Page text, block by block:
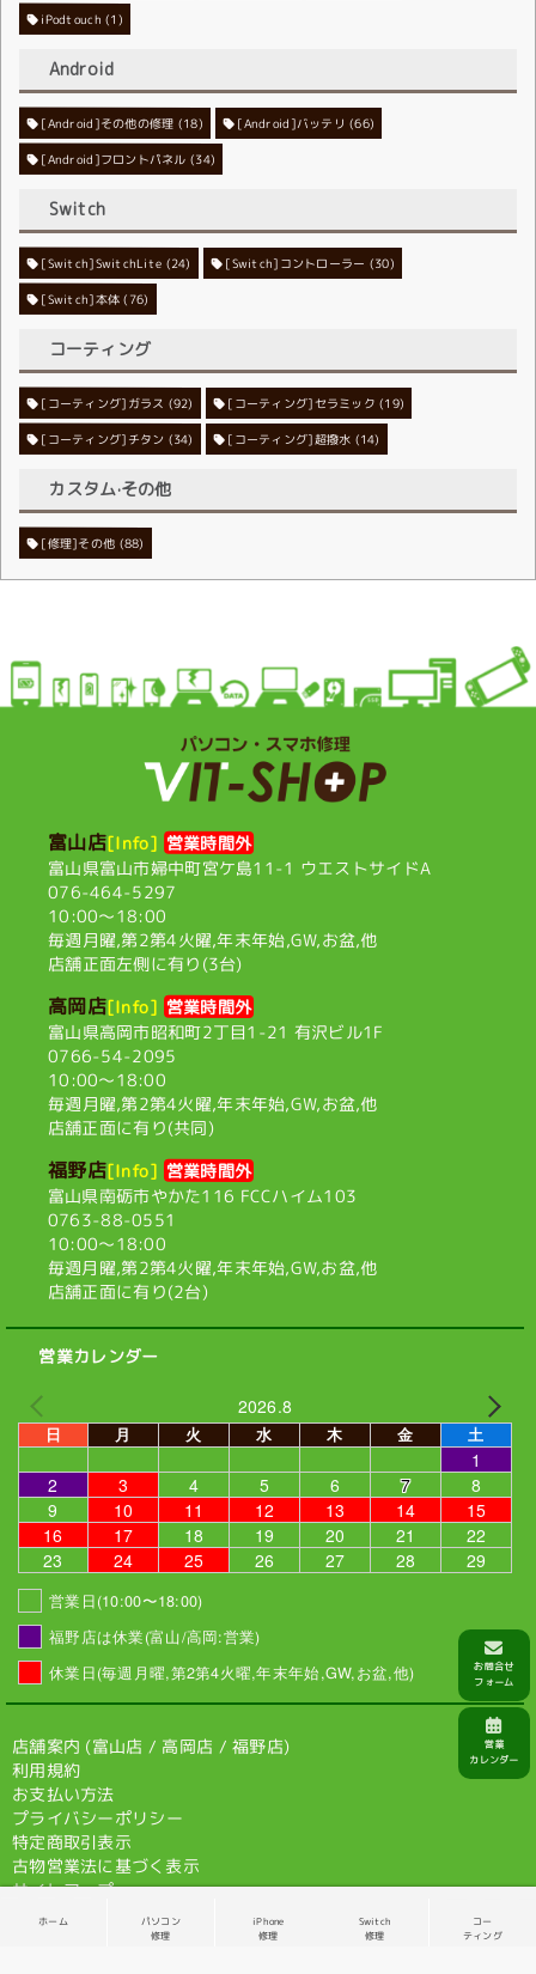
iPodtouch (1)
Android
[Android]その他の修理 (18) [Android]バッテリ (66)
[Android]フロントパネル (34)
Switch
[Switch]SwitchLite (24) [Switch]コントローラー (30)
[Switch]本体 (76)
コーティング
[コーティング]ガラス (92) [コーティング]セラミック (19)
[コーティング]チタン (34) [コーティング]超撥水 (14)
カスタム·その他
[修理]その他 (88)
富山店[Info] 営業時間外
富山県富山市婦中町宮ケ島11-1 ウエストサイドA
076-464-5297
10:00〜18:00
毎週月曜,第2第4火曜,年末年始,GW,お盆,他
店舗正面左側に有り(3台)
高岡店[Info] 営業時間外
富山県高岡市昭和町2丁目1-21 有沢ビル1F
0766-54-2095
10:00〜18:00
毎週月曜,第2第4火曜,年末年始,GW,お盆,他
店舗正面に有り(共同)
福野店[Info] 営業時間外
富山県南砺市やかた116 FCCハイム103
0763-88-0551
10:00〜18:00
毎週月曜,第2第4火曜,年末年始,GW,お盆,他
店舗正面に有り(2台)
営業カレンダー
2026.8
日 月 火 水 木 金 土
1
2
3 4 5 6 7
8
9
10 11 12 13 14
15
16
17 18 19 20 21
22
23
24 25 26 27 28 29
営業日(10:00〜18:00)
福野店は休業(富山/高岡:営業)
休業日(毎週月曜,第2第4火曜,年末年始,GW,お盆,他)
店舗案内 (富山店 / 高岡店 /福野店)
利用規約
お支払い方法
プライバシーポリシー
特定商取引表示
古物営業法に基づく表示
サイトマップ
© 2026 VIT-SHOP
ホーム パソコン
修理
iPhone
修理
Switch
修理
コー
ティング